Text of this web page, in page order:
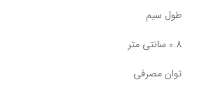
طول سیم
0.8 سانتی متر
توان مصرفی